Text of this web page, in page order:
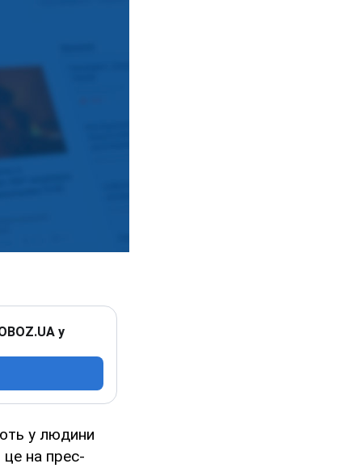
у
у людини
це на прес-